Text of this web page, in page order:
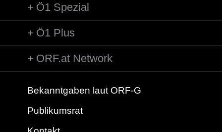
Ö1 Spezial
Ö1 Plus
ORF.at Network
Bekanntgaben laut ORF-G
Publikumsrat